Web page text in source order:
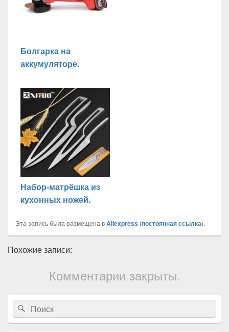
Болгарка на
аккумуляторе.
Набор-матрёшка из
кухонных ножей.
Эта запись была размещена вAliexpress (постоянная ссылка).
Похожие записи:
Комментарии закрыты.
Область
основной
боковой
панели
Search
for:
Search